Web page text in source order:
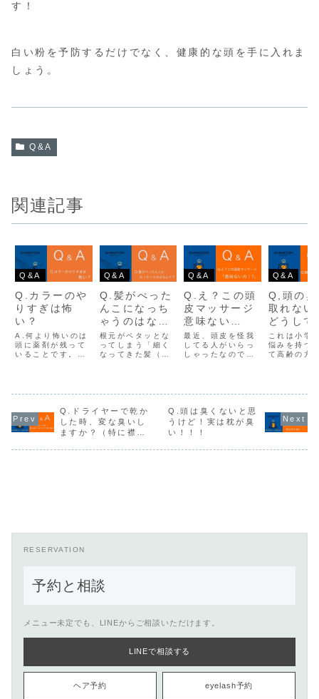
す！
白い粉を予防するだけでなく、健康的な頭を手に入れま
しょう。
Q&A
関連記事
Q&A
Q.カラーのや
りすぎは怖
い？
A.何より怖いのは
頭に薬剤が残って
いることです。自
ているまずこんな
人が危ない！「頭
からいつまでも染
めた時の臭いがす
Q&A
Q.髪がぺった
んこになっち
ゃうのはなん
で？
根元がペタッとな
ってしまう「細く
なってきた髪（前
て用意してるもの
３つ1,カラー剤
（市販カラーでは
ない）に頭皮に良
Q&A
Q.え？この頭
皮マッサージ
意味ない
の！？
最近、頭皮を怪我
してる人がいらっ
しゃったなので、
かしていたんだ」
とのこと。そうそ
う、江戸時代に女
性が結っていた頃
Q&A
Q,頭の
取れない
どうして
これは小学
悩みを持つ
て高齢の方
いとわから
いう点です
Q.ドライヤーで乾か
した時、変な臭いし
ますか？（特に襟
Q.頭は臭くないと思
うけど！実は枕が臭
い！！！
RESERVATION
予約と相談
メニュー未定でも、LINEからご相談いただけます。
LINEで相談する
ヘア予約 eyelash予約